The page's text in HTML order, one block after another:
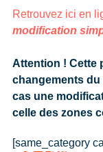
Retrouvez ici en
modification
Attention ! Cette
changements du
cas une
celle des zones
[same_category